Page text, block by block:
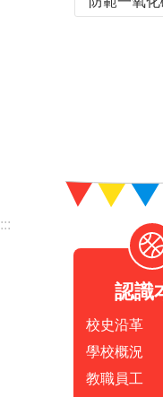
:::
認識
校史沿革
學校概況
教職員工